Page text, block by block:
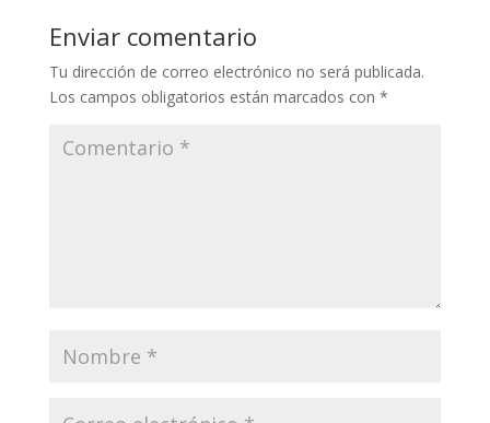
Enviar comentario
Tu dirección de correo electrónico no será publicada.
Los campos obligatorios están marcados con *